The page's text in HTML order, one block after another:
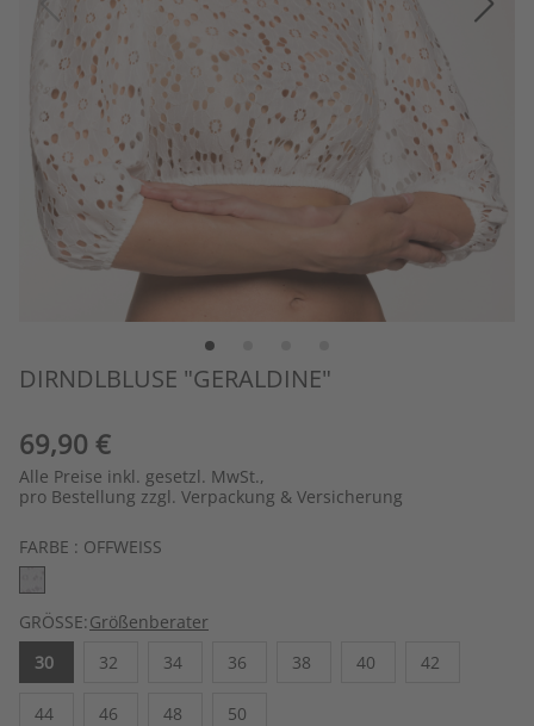
DIRNDLBLUSE "GERALDINE"
69,90 €
Alle Preise inkl. gesetzl. MwSt.,
pro Bestellung zzgl. Verpackung & Versicherung
FARBE : OFFWEISS
GRÖSSE:Größenberater
30
32 34 36 38 40 42
44 46 48 50